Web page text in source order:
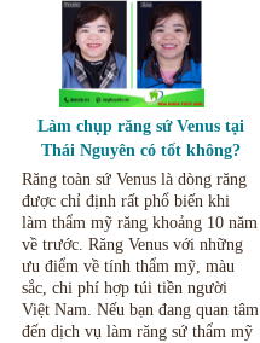
Làm chụp răng sứ Venus tại
Thái Nguyên có tốt không?
Những lưu ý khi sử dụng
Răng toàn sứ Venus là dòng răng
được chỉ định rất phổ biến khi
làm thẩm mỹ răng khoảng 10 năm
về trước. Răng Venus với những
ưu điểm về tính thẩm mỹ, màu
sắc, chi phí hợp túi tiền người
Việt Nam. Nếu bạn đang quan tâm
đến dịch vụ làm răng sứ thẩm mỹ